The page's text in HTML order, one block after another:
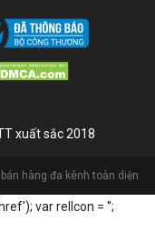
xuất sắc 2018
hàng đa kênh toàn diện
var relIcon = '';